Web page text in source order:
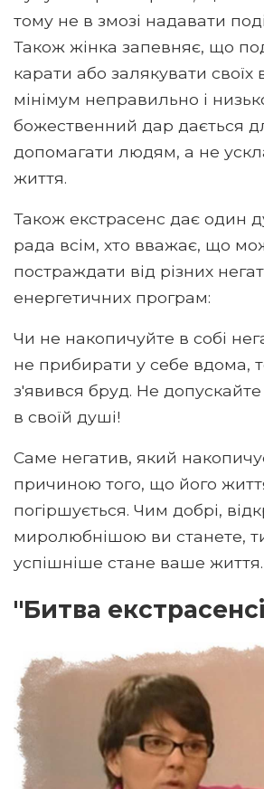
тому не в змозі надавати
Також жінка запевняє, що
карати або залякувати своїх
мінімум неправильно і
божественний дар дається
допомагати людям, а не
життя.
Також екстрасенс дає один
рада всім, хто вважає, що
постраждати від різних
енергетичних програм:
Чи не накопичуйте в собі
не прибирати у себе вдома,
з'явився бруд. Не
в своїй душі!
Саме негатив, який
причиною того, що його
погіршується. Чим добрі,
миролюбнішою ви станете,
успішніше стане ваше життя.
"Битва